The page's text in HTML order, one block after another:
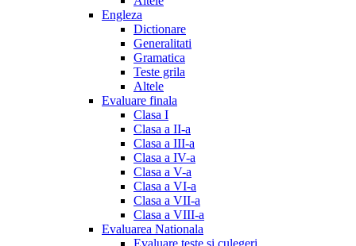
Engleza
Dictionare
Generalitati
Gramatica
Teste grila
Altele
Evaluare finala
Clasa I
Clasa a II-a
Clasa a III-a
Clasa a IV-a
Clasa a V-a
Clasa a VI-a
Clasa a VII-a
Clasa a VIII-a
Evaluarea Nationala